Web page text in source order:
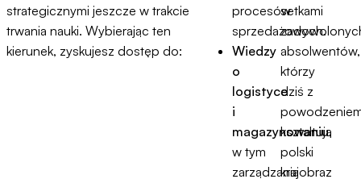
strategicznymi jeszcze w trakcie
trwania nauki. Wybierając ten
kierunek, zyskujesz dostęp do:
procesów
sprzedażowych.
Wiedzy
o
logistyce
i
magazynowaniu,
w tym
zarządzania
setkami
absolwentów,
którzy
dziś z
kształtują
polski
krajobraz